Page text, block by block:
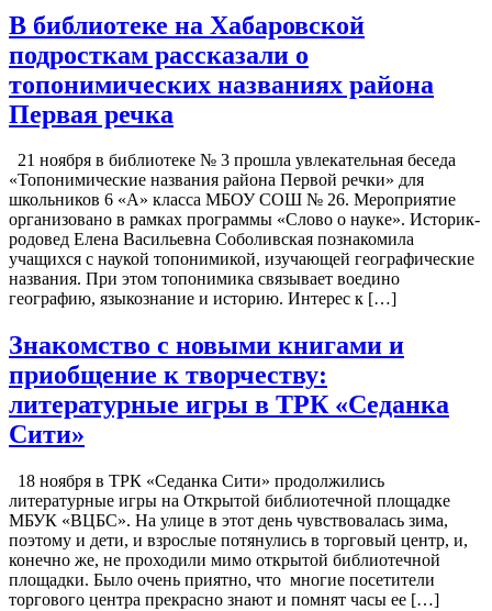
В библиотеке на Хабаровской
подросткам рассказали о
топонимических названиях района
Первая речка
21 ноября в библиотеке № 3 прошла увлекательная беседа
«Топонимические названия района Первой речки» для
школьников 6 «А» класса МБОУ СОШ № 26. Мероприятие
организовано в рамках программы «Слово о науке». Историк-
родовед Елена Васильевна Соболивская познакомила
учащихся с наукой топонимикой, изучающей географические
названия. При этом топонимика связывает воедино
географию, языкознание и историю. Интерес к […]
Знакомство с новыми книгами и
приобщение к творчеству:
литературные игры в ТРК «Седанка
Сити»
18 ноября в ТРК «Седанка Сити» продолжились
литературные игры на Открытой библиотечной площадке
МБУК «ВЦБС». На улице в этот день чувствовалась зима,
поэтому и дети, и взрослые потянулись в торговый центр, и,
конечно же, не проходили мимо открытой библиотечной
площадки. Было очень приятно, что многие посетители
торгового центра прекрасно знают и помнят часы ее […]